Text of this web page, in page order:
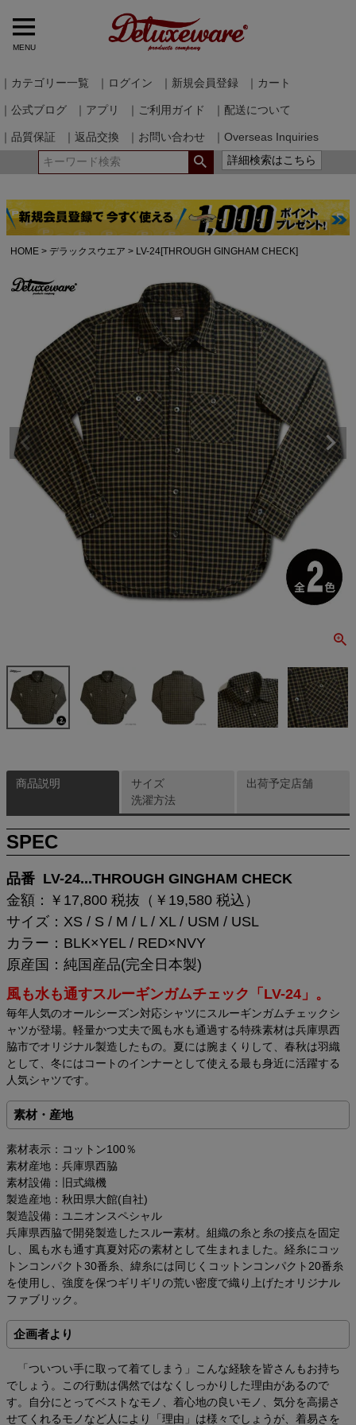
MENU
｜カテゴリー一覧 ｜ログイン ｜新規会員登録 ｜カート
｜公式ブログ ｜アプリ ｜ご利用ガイド ｜配送について
｜品質保証 ｜返品交換 ｜お問い合わせ
｜Overseas Inquiries
詳細検索はこちら
HOME デラックスウエア LV-24[THROUGH GINGHAM CHECK]
商品説明
SPEC
品番 LV-24...THROUGH GINGHAM CHECK
金額：￥17,800 税抜（￥19,580 税込）
サイズ：XS / S / M / L / XL / USM / USL
カラー：BLK×YEL / RED×NVY
原産国：純国産品(完全日本製)
風も水も通すスルーギンガムチェック「LV-24」。
毎年人気のオールシーズン対応シャツにスルーギンガムチェックシ
ャツが登場。軽量かつ丈夫で風も水も通過する特殊素材は兵庫県西
脇市でオリジナル製造したもの。夏には腕まくりして、春秋は羽織
として、冬にはコートのインナーとして使える最も身近に活躍する
人気シャツです。
素材・産地
素材表示：コットン100％
素材産地：兵庫県西脇
素材設備：旧式織機
製造産地：秋田県大館(自社)
製造設備：ユニオンスペシャル
兵庫県西脇で開発製造したスルー素材。組織の糸と糸の接点を固定
し、風も水も通す真夏対応の素材として生まれました。経糸にコッ
トンコンパクト30番糸、緯糸には同じくコットンコンパクト20番糸
を使用し、強度を保つギリギリの荒い密度で織り上げたオリジナル
ファブリック。
企画者より
「ついつい手に取って着てしまう」こんな経験を皆さんもお持ち
でしょう。この行動は偶然ではなくしっかりした理由があるので
す。自分にとってベストなモノ、着心地の良いモノ、気分を高揚さ
せてくれるモノなど人により「理由」は様々でしょうが、着易さを
サイズ
洗濯方法
出荷予定店舗